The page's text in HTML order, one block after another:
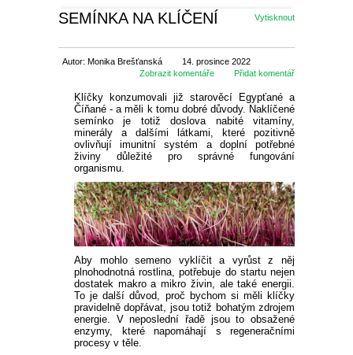
SEMENA
SEMENA BYLINEK
KVĚTIN
DVOULETKY
SEMENA LETNIČEK
SEMENA STROMŮ
SEMENA TRVALEK
SEMENA ZELENINY
LISTOVÁ ZELENINA
SEMENA LUČNÍCH KVĚTŮ
CIBULOVINY
NARCISY
SKALKOVÉ
VYŠŠÍ
PLNOKVĚTÉ
OSTATNÍ
TULIPÁNY
SKALKOVÉ
JEDNODUCHÉ KLASICKÉ
OSTATNÍ
KROKUSY
BOTANICKÉ
KVETOUCÍ NA PODZIM
VELKOKVĚTÉ
HYACINTY
OKRASNÉ ČESNEKY
LETNÍ CIBULOVINY
LILIE
NIŽŠÍ
VYSOKÉ
KORNOUTICE
MEČÍKY
BEGÓNIE
PŘEVISLÉ
ROZMANITÉ CIBULOVINY
KOSATCE
HVĚZDNÍKY
JIŘINY
OSTATNÍ
BALKÓN
MUŠKÁTY
ANGLICKÉ MUŠKÁTY
PŘEVISLÉ
VZPŘÍMENÉ
PELARGONIE
PETUNIE
DROBNOKVĚTÉ
VEĽKOKVĚTÉ
FUCHSIE
OVOCE A ZELENINA
BYLINKY NA BALKON
HRNKOVÉ ROSTLINY
OKRASNÉ
JEHLIČNANY
TUJE
CYPŘIŠE
JALOVCE
OKRASNÉ BOROVICE
LISTNATÉ STROMY
OKRASNÉ JAVORY
KVETOUCÍ STROMY
SLOUPOVITÉ STROMY
OKRASNÉ KEŘE
STÁLEZELENÉ OKRASNÉ
KEŘE
OKRASNÉ KEŘE DO STÍNU
POPÍNAVÉ ROSTLINY
BŘEČŤAN
RŮŽE
UŽITKOVÉ
JAHODY
RANÉ JAHODY
POLORANÉ JAHODY
POZDNÍ JAHODY
OVOCNÉ DŘEVINY
JABLONĚ
LETNÍ JABLONĚ
HRUŠNĚ
DROBNÉ OVOCE
BRUSINKY
NETRADIČNÍ OVOCE
TIPY
AKCE
SLEVA 50 %
SLEVA 70 %
SEMÍNKA NA KLÍČENÍ Vytisknout
Autor: Monika Brešťanská
14. prosince 2022
Přidat komentář
Zobrazit komentáře
Klíčky konzumovali již starověcí Egypťané a
Číňané - a měli k tomu dobré důvody. Naklíčené
semínko je totiž doslova nabité vitamíny,
minerály a dalšími látkami, které pozitivně
ovlivňují imunitní systém a doplní potřebné
živiny důležité pro správné fungování
organismu.
Aby mohlo semeno vyklíčit a vyrůst z něj
plnohodnotná rostlina, potřebuje do startu nejen
dostatek makro a mikro živin, ale také energii.
To je další důvod, proč bychom si měli klíčky
pravidelně dopřávat, jsou totiž bohatým zdrojem
energie. V neposlední řadě jsou to obsažené
enzymy, které napomáhají s regeneračními
procesy v těle.